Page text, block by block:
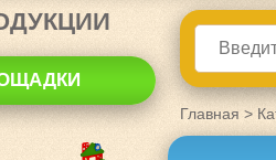
Главная >